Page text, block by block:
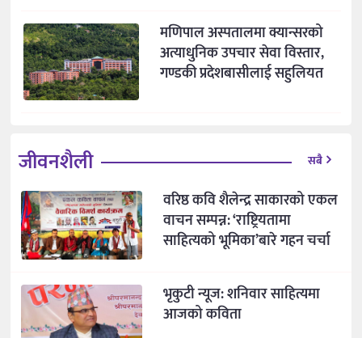
मणिपाल अस्पतालमा क्यान्सरको
अत्याधुनिक उपचार सेवा विस्तार,
गण्डकी प्रदेशबासीलाई सहुलियत
जीवनशैली सबै
वरिष्ठ कवि शैलेन्द्र साकारको एकल
वाचन सम्पन्न: ‘राष्ट्रियतामा
साहित्यको भूमिका’बारे गहन चर्चा
भृकुटी न्यूज: शनिवार साहित्यमा
आजको कविता